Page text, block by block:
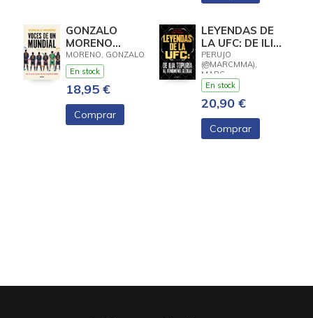
GONZALO
MORENO
MUNDIAL
MORENO, GONZALO
En stock
18,95 €
Comprar
LEYENDAS DE
LA UFC: DE ILIA
TOPURIA AL
FENÓMENO
GLOBAL
PERUJO
(@MARCMMA),
MARC
En stock
20,90 €
Comprar